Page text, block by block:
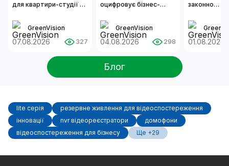
для квартири-студії 50
GreenVision
07.08.2026 327
оцифровує бізнес-
автопарків
GreenVision
04.08.2026 298
законно
та як
надійну
безпеки?
01.08.2026
Блог
lite серія
резервне живлення для відеоспостереження
інновації
nvr відеореєстратори
домофони
відеоспостереження для бізнесу
Ще +29